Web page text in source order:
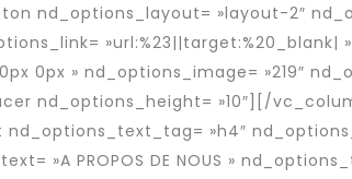
nd_options_layout= »layout-2″
0px » nd_options_image= »219″
nd_options_height= »10″][/
»h4″
»A PROPOS DE NOUS »